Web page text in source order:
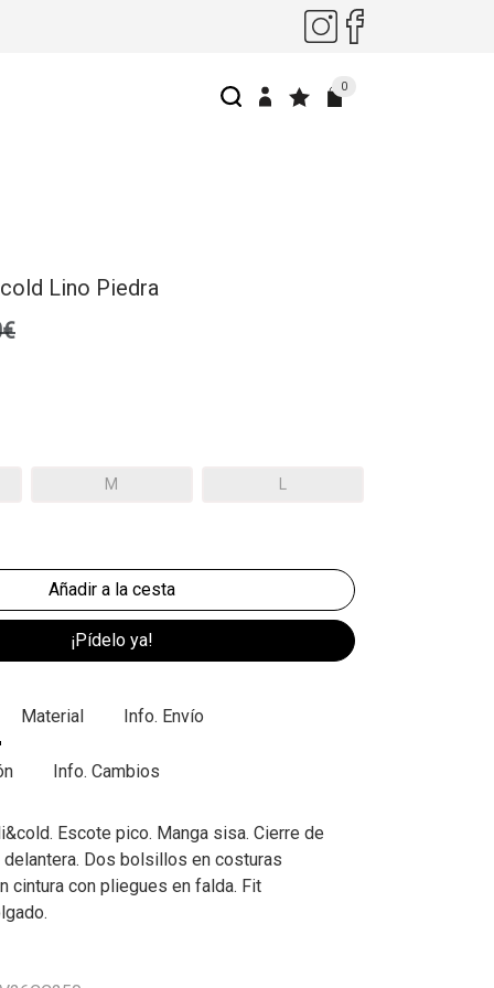
0
Lino Piedra
M
¡Pídelo ya!
Material Info. Envío
Info. Cambios
Escote pico. Manga sisa. Cierre de
Dos bolsillos en costuras
cintura con pliegues en falda. Fit